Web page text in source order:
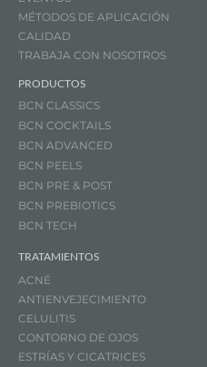
MÉTODOS DE APLICACIÓN
CALIDAD
TRABAJA CON NOSOTROS
PRODUCTOS
BCN CLASSICS
BCN COCKTAILS
BCN ADVANCED
BCN PEELS
BCN PRE & POST
BCN PREBIOTICS
BCN TECH
TRATAMIENTOS
ACNÉ
ANTIENVEJECIMIENTO
CELULITIS
CONTORNO DE OJOS
ESTRÍAS Y CICATRICES